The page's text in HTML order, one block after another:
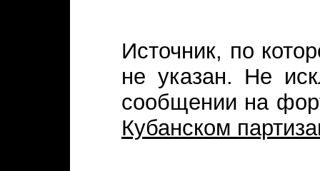
Источник, по
не указан. Не
сообщении на
Кубанском